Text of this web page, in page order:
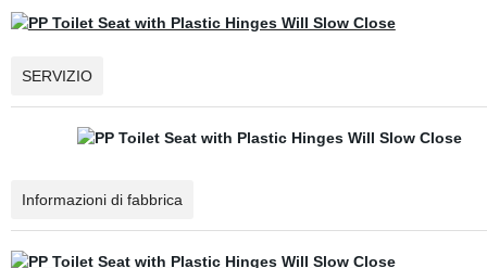
SERVIZIO
Informazioni di fabbrica